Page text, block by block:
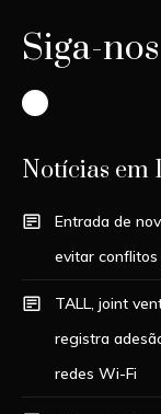
Siga-nos
Instagram
Notícias em
Entrada de
evitar
TALL, joint
registra
redes Wi-Fi